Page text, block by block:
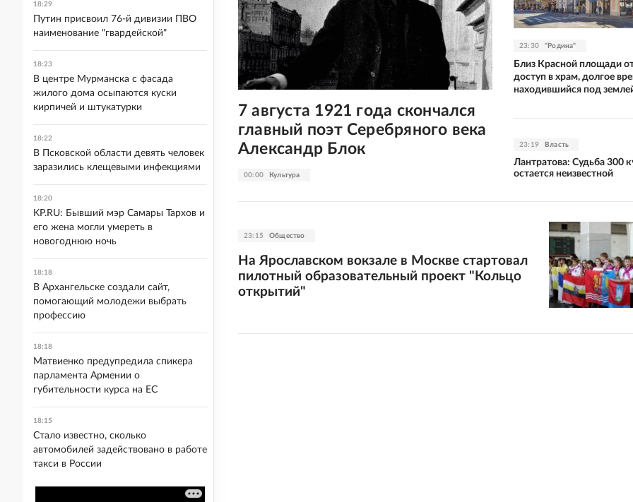
00:00 Культура
7 августа 1921 года скончался
главный поэт Серебряного века
Александр Блок
23:30 "Родина"
Близ Красной площади
доступ в храм, долгое
находившийся под
23:19 Власть
Лантратова: Судьба 300
остается неизвестной
23:15 Общество
На Ярославском вокзале в Москве стартовал
пилотный образовательный проект "Кольцо
открытий"
18:29
Путин присвоил 76-й дивизии ПВО
наименование "гвардейской"
18:23
В центре Мурманска с фасада
жилого дома осыпаются куски
кирпичей и штукатурки
18:22
В Псковской области девять человек
заразились клещевыми инфекциями
18:20
KP.RU: Бывший мэр Самары Тархов и
его жена могли умереть в
новогоднюю ночь
18:18
В Архангельске создали сайт,
помогающий молодежи выбрать
профессию
18:18
Матвиенко предупредила спикера
парламента Армении о
губительности курса на ЕС
18:15
Стало известно, сколько
автомобилей задействовано в работе
такси в России